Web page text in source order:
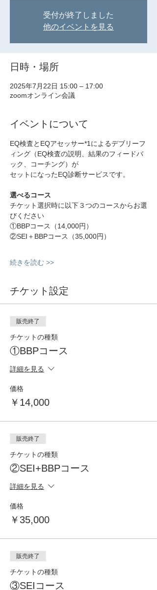
受付が終了しました
他のイベントを見る
日時・場所
2025年7月22日 15:00 – 17:00
zoomオンライン会議
イベントについて
EQ検査とEQアセッサー*1によるデブリーフ
ィング（EQ検査の説明、結果のフィードバ
ック、コーチング）が
セットになったEQ診断サービスです。
選べるコース
チケット選択時に以下３つのコースからお選
びください
①BBPコース（14,000円）
②SEI＋BBPコース（35,000円）
続きを読む >>
チケット設定
販売終了
チケットの種類
①BBPコース
詳細を見る
価格
￥14,000
販売終了
チケットの種類
②SEI+BBPコース
詳細を見る
価格
￥35,000
販売終了
チケットの種類
③SEIコース